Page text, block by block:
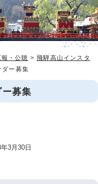
報・公聴 >飛騨高山インスタ
ー募集
募集
3月30日